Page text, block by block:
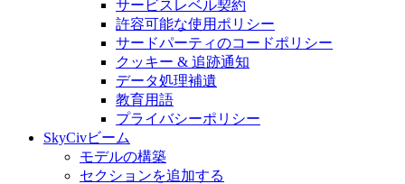
サービスレベル契約
許容可能な使用ポリシー
サードパーティのコードポリシー
クッキー & 追跡通知
データ処理補遺
教育用語
プライバシーポリシー
SkyCivビーム
モデルの構築
セクションを追加する